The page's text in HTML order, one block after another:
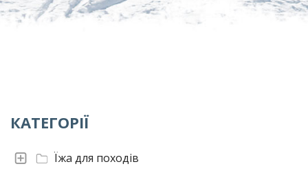
КАТЕГОРІЇ
Їжа для походів